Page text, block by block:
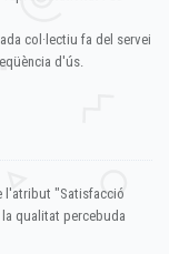
col·lectiu fa del servei
d'ús.
l'atribut "Satisfacció
qualitat percebuda